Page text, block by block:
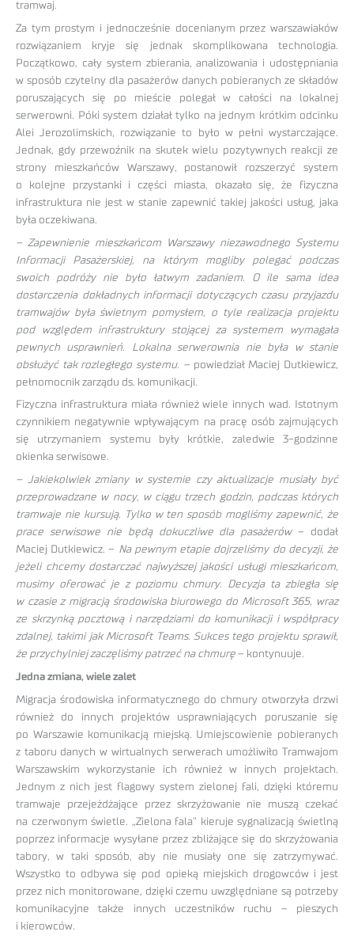
tramwaj.
Za tym prostym i jednocześnie docenianym przez warszawiaków
rozwiązaniem kryje się jednak skomplikowana technologia.
Początkowo, cały system zbierania, analizowania i udostępniania
w sposób czytelny dla pasażerów danych pobieranych ze składów
poruszających się po mieście polegał w całości na lokalnej
serwerowni. Póki system działał tylko na jednym krótkim odcinku
Alei Jerozolimskich, rozwiązanie to było w pełni wystarczające.
Jednak, gdy przewoźnik na skutek wielu pozytywnych reakcji ze
strony mieszkańców Warszawy, postanowił rozszerzyć system
o kolejne przystanki i części miasta, okazało się, że fizyczna
infrastruktura nie jest w stanie zapewnić takiej jakości usług, jaka
była oczekiwana.
– Zapewnienie mieszkańcom Warszawy niezawodnego Systemu
Informacji Pasażerskiej, na którym mogliby polegać podczas
swoich podróży nie było łatwym zadaniem. O ile sama idea
dostarczenia dokładnych informacji dotyczących czasu przyjazdu
tramwajów była świetnym pomysłem, o tyle realizacja projektu
pod względem infrastruktury stojącej za systemem wymagała
pewnych usprawnień. Lokalna serwerownia nie była w stanie
obsłużyć tak rozległego systemu. –powiedział Maciej Dutkiewicz,
pełnomocnik zarządu ds. komunikacji.
Fizyczna infrastruktura miała również wiele innych wad. Istotnym
czynnikiem negatywnie wpływającym na pracę osób zajmujących
się utrzymaniem systemu były krótkie, zaledwie 3-godzinne
okienka serwisowe.
– Jakiekolwiek zmiany w systemie czy aktualizacje musiały być
przeprowadzane w nocy, w ciągu trzech godzin, podczas których
tramwaje nie kursują. Tylko w ten sposób mogliśmy zapewnić, że
prace serwisowe nie będą dokuczliwe dla pasażerów– dodał
Maciej Dutkiewicz. – Na pewnym etapie dojrzeliśmy do decyzji, że
jeżeli chcemy dostarczać najwyższej jakości usługi mieszkańcom,
musimy oferować je z poziomu chmury. Decyzja ta zbiegła się
w czasie z migracją środowiska biurowego do Microsoft 365, wraz
ze skrzynką pocztową i narzędziami do komunikacji i współpracy
zdalnej, takimi jak Microsoft Teams. Sukces tego projektu sprawił,
że przychylniej zaczęliśmy patrzeć na chmurę – kontynuuje.
Jedna zmiana, wiele zalet
Migracja środowiska informatycznego do chmury otworzyła drzwi
również do innych projektów usprawniających poruszanie się
po Warszawie komunikacją miejską. Umiejscowienie pobieranych
z taboru danych w wirtualnych serwerach umożliwiło Tramwajom
Warszawskim wykorzystanie ich również w innych projektach.
Jednym z nich jest flagowy system zielonej fali, dzięki któremu
tramwaje przejeżdżające przez skrzyżowanie nie muszą czekać
na czerwonym świetle. „Zielona fala” kieruje sygnalizacją świetlną
poprzez informacje wysyłane przez zbliżające się do skrzyżowania
tabory, w taki sposób, aby nie musiały one się zatrzymywać.
Wszystko to odbywa się pod opieką miejskich drogowców i jest
przez nich monitorowane, dzięki czemu uwzględniane są potrzeby
komunikacyjne także innych uczestników ruchu – pieszych
i kierowców.